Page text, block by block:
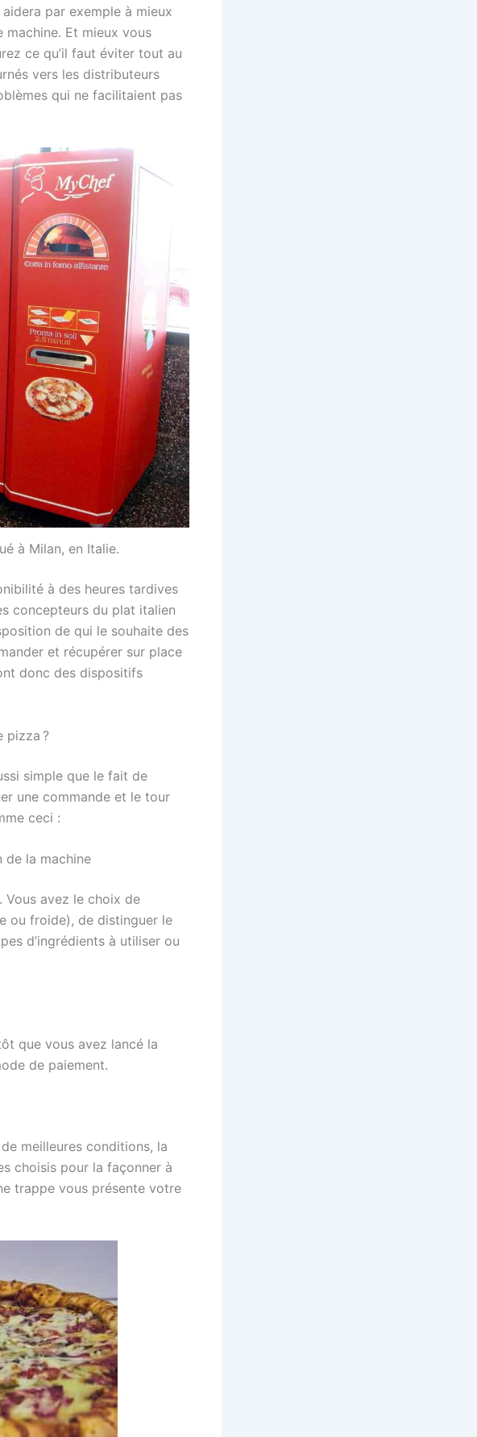
par exemple à mieux
Et mieux vous
ce qu’il faut éviter tout au
vers les distributeurs
qui ne facilitaient pas
à Milan, en Italie.
à des heures tardives
concepteurs du plat italien
de qui le souhaite des
et récupérer sur place
donc des dispositifs
pizza ?
simple que le fait de
une commande et le tour
ceci :
de la machine
avez le choix de
ou froide), de distinguer le
d’ingrédients à utiliser ou
que vous avez lancé la
de paiement.
meilleures conditions, la
choisis pour la façonner à
trappe vous présente votre